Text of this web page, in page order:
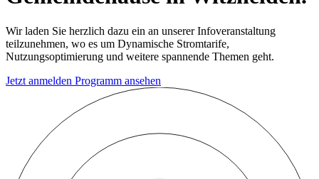
Wir laden Sie herzlich dazu ein an unserer Infoveranstaltung
teilzunehmen, wo es um Dynamische Stromtarife,
Nutzungsoptimierung und weitere spannende Themen geht.
Jetzt anmelden Programm ansehen